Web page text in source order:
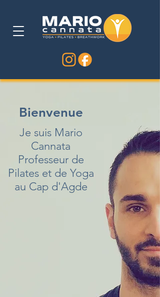
Bienvenue
Je suis Mario
Cannata
Professeurde
Pilates et de Yoga
au Cap d'Agde